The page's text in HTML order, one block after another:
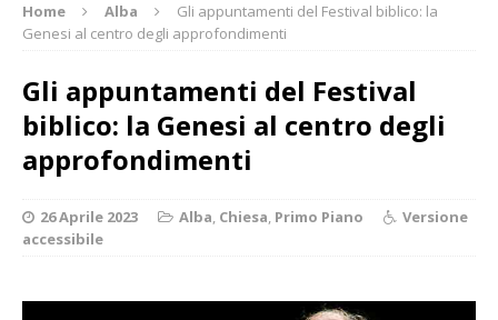
Home Alba
Gli appuntamenti del Festival biblico: la
Genesi al centro degli approfondimenti
Gli appuntamenti del Festival
biblico: la Genesi al centro degli
approfondimenti
26 Aprile 2023 Alba, Chiesa, Primo Piano
Versione
accessibile